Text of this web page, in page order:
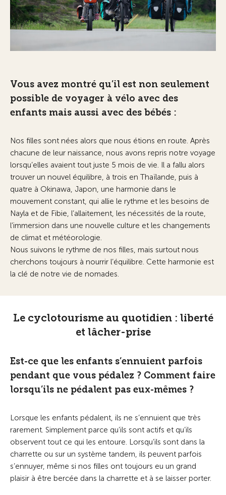
Vous avez montré qu’il est non seulement
possible de voyager à vélo avec des
enfants mais aussi avec des bébés :
Nos filles sont nées alors que nous étions en route. Après
chacune de leur naissance, nous avons repris notre voyage
lorsqu’elles avaient tout juste 5 mois de vie. Il a fallu alors
trouver un nouvel équilibre, à trois en Thaïlande, puis à
quatre à Okinawa, Japon, une harmonie dans le
mouvement constant, qui allie le rythme et les besoins de
Nayla et de Fibie, l’allaitement, les nécessités de la route,
l’immersion dans une nouvelle culture et les changements
de climat et météorologie.
Nous suivons le rythme de nos filles, mais surtout nous
cherchons toujours à nourrir l’équilibre. Cette harmonie est
la clé de notre vie de nomades.
Le cyclotourisme au quotidien : liberté
et lâcher-prise
Est-ce que les enfants s’ennuient parfois
pendant que vous pédalez ? Comment faire
lorsqu’ils ne pédalent pas eux-mêmes ?
Lorsque les enfants pédalent, ils ne s’ennuient que très
rarement. Simplement parce qu’ils sont actifs et qu’ils
observent tout ce qui les entoure. Lorsqu’ils sont dans la
charrette ou sur un système tandem, ils peuvent parfois
s’ennuyer, même si nos filles ont toujours eu un grand
plaisir à être bercée dans la charrette et à se laisser porter.